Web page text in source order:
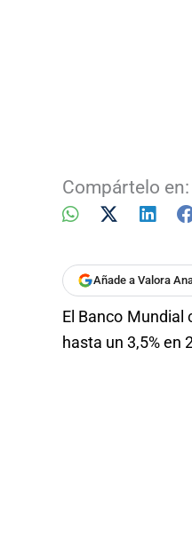
Compártelo en:
Añade a Valora
El Banco
hasta un 3,5% en